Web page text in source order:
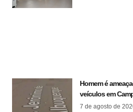
Homem é
veículos em
7 de agosto de